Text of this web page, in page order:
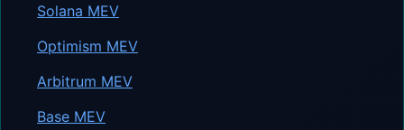
Solana MEV
Optimism MEV
Arbitrum MEV
Base MEV